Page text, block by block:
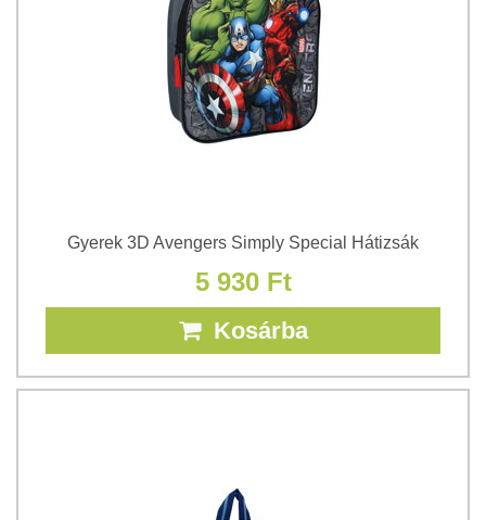
Gyerek 3D Avengers Simply Special Hátizsák
5 930 Ft
Kosárba